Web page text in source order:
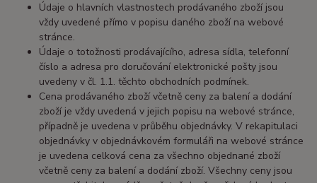
Údaje o hlavních vlastnostech prodávaného zboží jsou
vždy uvedené přímo v popisu daného zboží na webové
stránce.
Údaje o totožnosti prodávajícího, adresa sídla, telefonní
číslo a adresa pro doručování elektronické pošty jsou
uvedeny v čl. 1.1. těchto obchodních podmínek.
Cena prodávaného zboží včetně ceny za balení a dodání
zboží je vždy uvedená v jejich popisu na webové stránce,
případně je uvedena v průběhu objednávky. V rekapitulaci
objednávky v objednávkovém formuláři na webové stránce
je uvedena celková cena za všechno objednané zboží
včetně ceny za balení a dodání zboží. Všechny ceny jsou